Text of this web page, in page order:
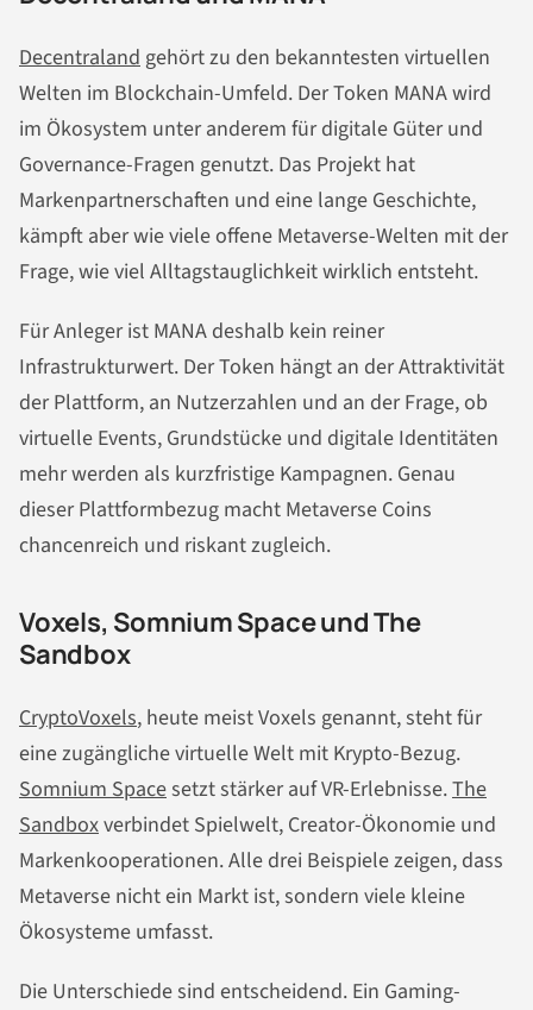
Decentraland gehört zu den bekanntesten virtuellen
Welten im Blockchain-Umfeld. Der Token MANA wird
im Ökosystem unter anderem für digitale Güter und
Governance-Fragen genutzt. Das Projekt hat
Markenpartnerschaften und eine lange Geschichte,
kämpft aber wie viele offene Metaverse-Welten mit der
Frage, wie viel Alltagstauglichkeit wirklich entsteht.
Für Anleger ist MANA deshalb kein reiner
Infrastrukturwert. Der Token hängt an der Attraktivität
der Plattform, an Nutzerzahlen und an der Frage, ob
virtuelle Events, Grundstücke und digitale Identitäten
mehr werden als kurzfristige Kampagnen. Genau
dieser Plattformbezug macht Metaverse Coins
chancenreich und riskant zugleich.
Voxels, Somnium Space und The
Sandbox
CryptoVoxels, heute meist Voxels genannt, steht für
eine zugängliche virtuelle Welt mit Krypto-Bezug.
Somnium Spacesetzt stärker auf VR-Erlebnisse.The
Sandboxverbindet Spielwelt, Creator-Ökonomie und
Markenkooperationen. Alle drei Beispiele zeigen, dass
Metaverse nicht ein Markt ist, sondern viele kleine
Ökosysteme umfasst.
Die Unterschiede sind entscheidend. Ein Gaming-